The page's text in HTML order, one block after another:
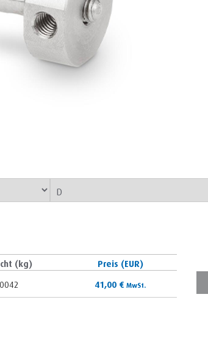
(kg)
Preis (EUR)
41,00 € MwSt.